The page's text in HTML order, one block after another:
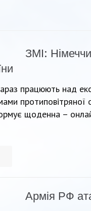
ЗМІ:
працюють над
щоденна –
Армія РФ